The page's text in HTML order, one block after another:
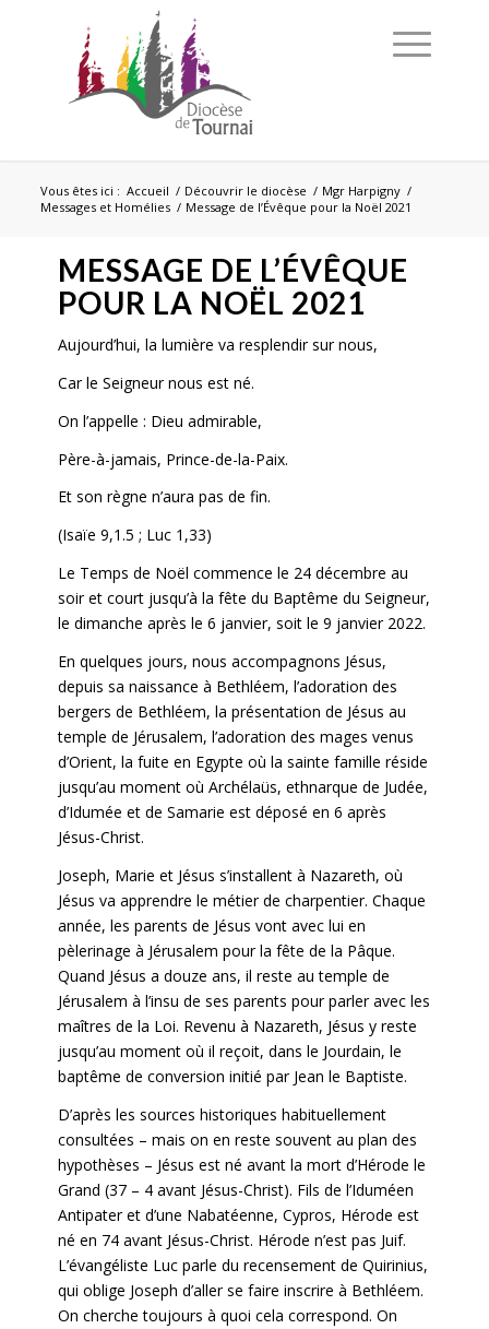
Vous êtes ici : Accueil / Découvrir le diocèse / Mgr Harpigny /
Messages et Homélies / Message de l’Évêque pour la Noël 2021
MESSAGE DE L’ÉVÊQUE
POUR LA NOËL 2021
Aujourd’hui, la lumière va resplendir sur nous,
Car le Seigneur nous est né.
On l’appelle : Dieu admirable,
Père-à-jamais, Prince-de-la-Paix.
Et son règne n’aura pas de fin.
(Isaïe 9,1.5 ; Luc 1,33)
Le Temps de Noël commence le 24 décembre au
soir et court jusqu’à la fête du Baptême du Seigneur,
le dimanche après le 6 janvier, soit le 9 janvier 2022.
En quelques jours, nous accompagnons Jésus,
depuis sa naissance à Bethléem, l’adoration des
bergers de Bethléem, la présentation de Jésus au
temple de Jérusalem, l’adoration des mages venus
d’Orient, la fuite en Egypte où la sainte famille réside
jusqu’au moment où Archélaüs, ethnarque de Judée,
d’Idumée et de Samarie est déposé en 6 après
Jésus-Christ.
Joseph, Marie et Jésus s’installent à Nazareth, où
Jésus va apprendre le métier de charpentier. Chaque
année, les parents de Jésus vont avec lui en
pèlerinage à Jérusalem pour la fête de la Pâque.
Quand Jésus a douze ans, il reste au temple de
Jérusalem à l’insu de ses parents pour parler avec les
maîtres de la Loi. Revenu à Nazareth, Jésus y reste
jusqu’au moment où il reçoit, dans le Jourdain, le
baptême de conversion initié par Jean le Baptiste.
D’après les sources historiques habituellement
consultées – mais on en reste souvent au plan des
hypothèses – Jésus est né avant la mort d’Hérode le
Grand (37 – 4 avant Jésus-Christ). Fils de l’Iduméen
Antipater et d’une Nabatéenne, Cypros, Hérode est
né en 74 avant Jésus-Christ. Hérode n’est pas Juif.
L’évangéliste Luc parle du recensement de Quirinius,
qui oblige Joseph d’aller se faire inscrire à Bethléem.
On cherche toujours à quoi cela correspond. On